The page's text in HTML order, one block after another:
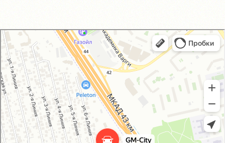
GM-City&VAG-Repair
Автосервис, автотехцентр в Москве
Магазин автозапчастей и автотоваров в Москве